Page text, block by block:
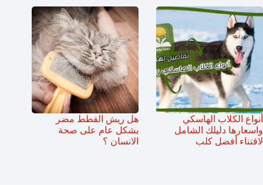
أنواع الكلاب الهاسكي
واسعارها دليلك الشامل
لاقتناء أفضل كلب
هل ريش القطط مضر
بشكل عام على صحة
الانسان ؟